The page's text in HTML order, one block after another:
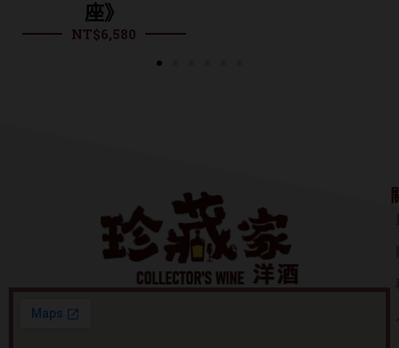
座》
NT$6,580